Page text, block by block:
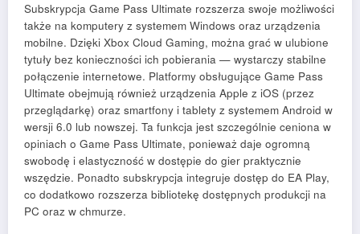
Subskrypcja Game Pass Ultimate rozszerza swoje możliwości
także na komputery z systemem Windows oraz urządzenia
mobilne. Dzięki Xbox Cloud Gaming, można grać w ulubione
tytuły bez konieczności ich pobierania — wystarczy stabilne
połączenie internetowe. Platformy obsługujące Game Pass
Ultimate obejmują również urządzenia Apple z iOS (przez
przeglądarkę) oraz smartfony i tablety z systemem Android w
wersji 6.0 lub nowszej. Ta funkcja jest szczególnie ceniona w
opiniach o Game Pass Ultimate, ponieważ daje ogromną
swobodę i elastyczność w dostępie do gier praktycznie
wszędzie. Ponadto subskrypcja integruje dostęp do EA Play,
co dodatkowo rozszerza bibliotekę dostępnych produkcji na
PC oraz w chmurze.